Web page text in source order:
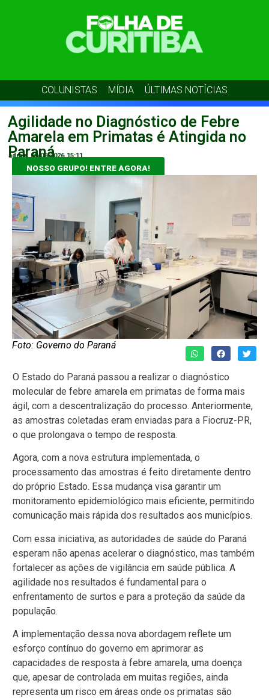
COLUNISTAS MÍDIA ÚLTIMAS NOTÍCIAS
Agilidade no Diagnóstico de Febre
Amarela em Primatas é Atingida no
Paraná
admin 09/06/2026 15:11
NOSSO GRUPO! ENTRE AGORA!
Foto: Governo do Paraná
O Estado do Paraná passou a realizar o diagnóstico
molecular de febre amarela em primatas de forma mais
ágil, com a descentralização do processo. Anteriormente,
as amostras coletadas eram enviadas para a Fiocruz-PR,
o que prolongava o tempo de resposta.
Agora, com a nova estrutura implementada, o
processamento das amostras é feito diretamente dentro
do próprio Estado. Essa mudança visa garantir um
monitoramento epidemiológico mais eficiente, permitindo
comunicação mais rápida dos resultados aos municípios.
Com essa iniciativa, as autoridades de saúde do Paraná
esperam não apenas acelerar o diagnóstico, mas também
fortalecer as ações de vigilância em saúde pública. A
agilidade nos resultados é fundamental para o
enfrentamento de surtos e para a proteção da saúde da
população.
A implementação dessa nova abordagem reflete um
esforço contínuo do governo em aprimorar as
capacidades de resposta à febre amarela, uma doença
que, apesar de controlada em muitas regiões, ainda
representa um risco em áreas onde os primatas são